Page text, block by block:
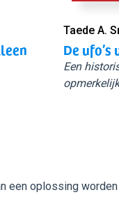
Taede A.
De
Een
een oplossing